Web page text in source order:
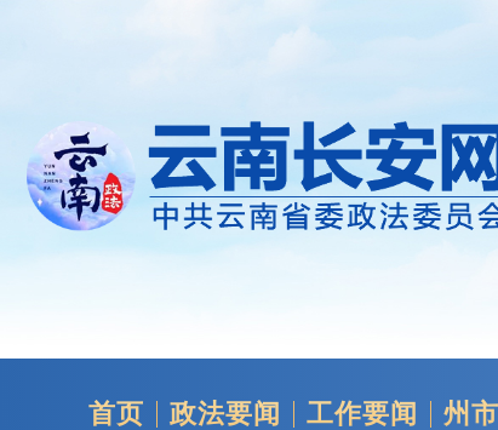
首页 政法要闻 工作要闻 州